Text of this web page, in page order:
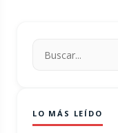
LO MÁS LEÍDO